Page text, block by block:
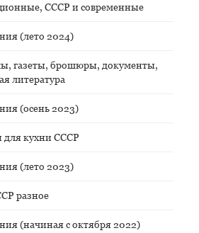
СССР и современные
(лето 2024)
газеты, брошюры, документы,
литература
(осень 2023)
для кухни СССР
(лето 2023)
разное
(начиная с октября 2022)